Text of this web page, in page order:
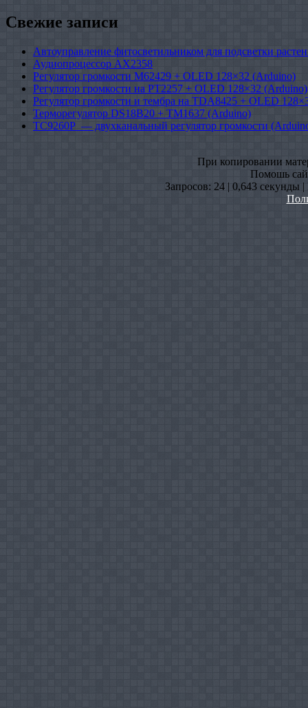
Свежие записи
Автоуправление фитосветильником для подсветки
Аудиопроцессор AX2358
Регулятор громкости M62429 + OLED 128×32 (Arduino)
Регулятор громкости на PT2257 + OLED 128×32 (Arduino)
Регулятор громкости и тембра на TDA8425 + OLED
Терморегулятор DS18B20 + TM1637 (Arduino)
TC9260P — двухканальный регулятор громкости
При копировании
Помошь
Запросов: 24 | 0,643 секунды